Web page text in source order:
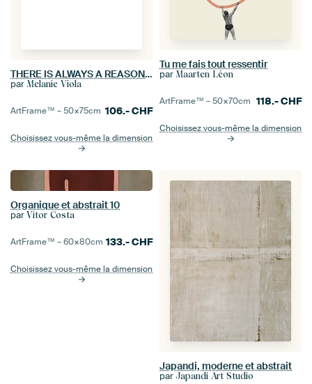
THERE IS ALWAYS A REASON TO SMILE
par Melanie Viola
ArtFrame™ –50×75cm 106.-CHF
Choisissez vous-même la dimension
Tu me fais tout ressentir
par Maarten Léon
ArtFrame™ –50×70cm 118.-CHF
Choisissez vous-même la dimension
Organique et abstrait 10
par Vitor Costa
ArtFrame™ –60×80cm 133.-CHF
Choisissez vous-même la dimension
Japandi, moderne et abstrait
par Japandi Art Studio